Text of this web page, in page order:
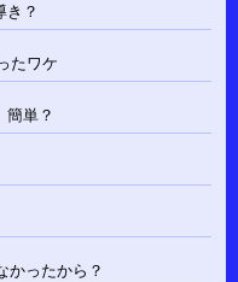
？
たワケ
単？
かったから？